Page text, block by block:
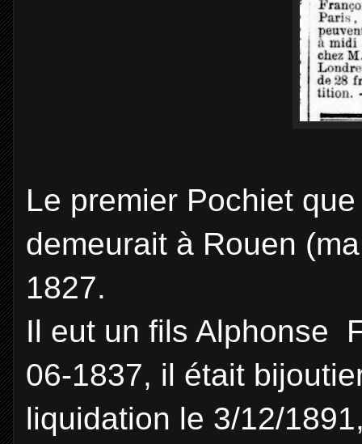
Le premier Pochiet
demeurait à Rouen
1827.
Il eut un fils Alphonse
06-1837, il était
liquidation le 3/12/